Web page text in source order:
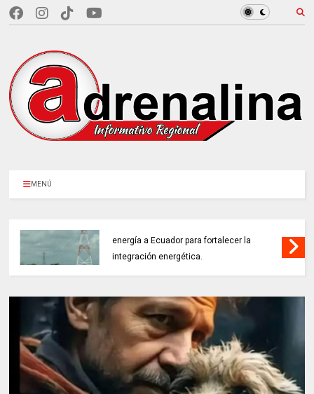
MENÚ
energía a Ecuador para fortalecer la
integración energética.